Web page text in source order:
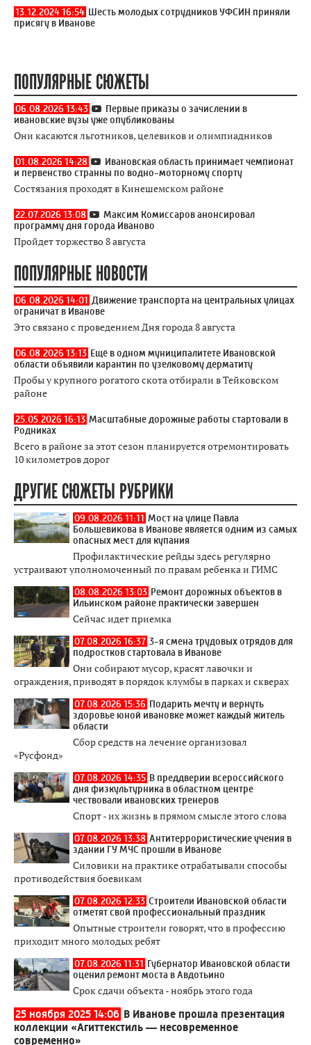
13.12.2024 16:54 Шесть молодых сотрудников УФСИН приняли
присягу в Иванове
ПОПУЛЯРНЫЕ СЮЖЕТЫ
06.08.2026 13:43
Первые приказы о зачислении в
ивановские вузы уже опубликованы
Они касаются льготников, целевиков и олимпиадников
01.08.2026 14:28
Ивановская область принимает чемпионат
и первенство странны по водно-моторному спорту
Состязания проходят в Кинешемском районе
22.07.2026 13:08
Максим Комиссаров анонсировал
программу дня города Иваново
Пройдет торжество 8 августа
ПОПУЛЯРНЫЕ НОВОСТИ
06.08.2026 14:01 Движение транспорта на центральных улицах
ограничат в Иванове
Это связано с проведением Дня города 8 августа
06.08.2026 13:13 Ещё в одном муниципалитете Ивановской
области объявили карантин по узелковому дерматиту
Пробы у крупного рогатого скота отбирали в Тейковском
районе
25.05.2026 16:13 Масштабные дорожные работы стартовали в
Родниках
Всего в районе за этот сезон планируется отремонтировать
10 километров дорог
ДРУГИЕ СЮЖЕТЫ РУБРИКИ
09.08.2026 11:11 Мост на улице Павла
Большевикова в Иванове является одним из самых
опасных мест для купания
Профилактические рейды здесь регулярно
устраивают уполномоченный по правам ребенка и ГИМС
08.08.2026 13:03 Ремонт дорожных объектов в
Ильинском районе практически завершен
Сейчас идет приемка
07.08.2026 16:37 3-я смена трудовых отрядов для
подростков стартовала в Иванове
Они собирают мусор, красят лавочки и
ограждения, приводят в порядок клумбы в парках и скверах
07.08.2026 15:36 Подарить мечту и вернуть
здоровье юной ивановке может каждый житель
области
Сбор средств на лечение организовал
«Русфонд»
07.08.2026 14:35 В преддверии всероссийского
дня физкультурника в областном центре
чествовали ивановских тренеров
Спорт - их жизнь в прямом смысле этого слова
07.08.2026 13:38 Антитеррористические учения в
здании ГУ МЧС прошли в Иванове
Силовики на практике отрабатывали способы
противодействия боевикам
07.08.2026 12:33 Строители Ивановской области
отметят свой профессиональный праздник
Опытные строители говорят, что в профессию
приходит много молодых ребят
07.08.2026 11:31 Губернатор Ивановской области
оценил ремонт моста в Авдотьино
Срок сдачи объекта - ноябрь этого года
25 ноября 2025 14:06 В Иванове прошла презентация
коллекции «Агиттекстиль — несовременное
современно»